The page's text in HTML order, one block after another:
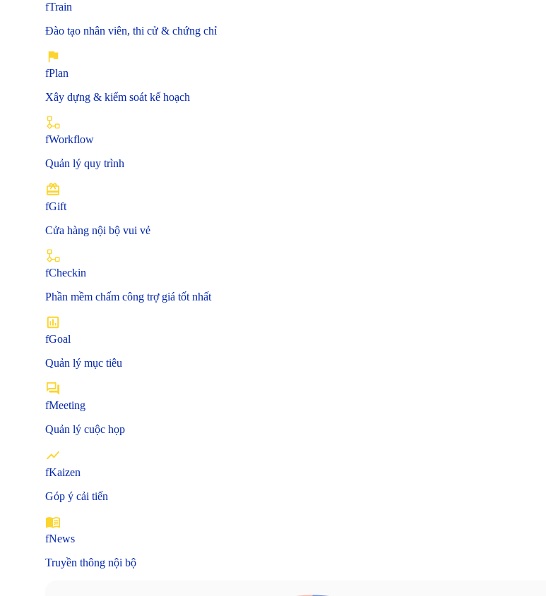
fTrain
Đào tạo nhân viên, thi cử & chứng chỉ
fPlan
Xây dựng & kiểm soát kế hoạch
fWorkflow
Quản lý quy trình
fGift
Cửa hàng nội bộ vui vẻ
fCheckin
Phần mềm chấm công trợ giá tốt nhất
fGoal
Quản lý mục tiêu
fMeeting
Quản lý cuộc họp
fKaizen
Góp ý cải tiến
fNews
Truyền thông nội bộ